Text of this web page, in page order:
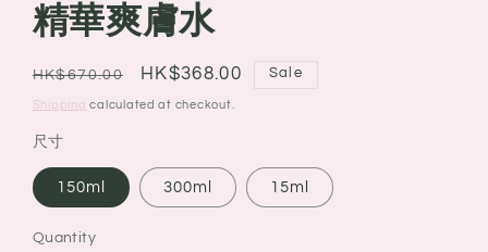
精華爽膚水
Regular
price
HK$670.00
Sale
price
HK$368.00 Sale
Shipping calculated at checkout.
尺寸
150ml 300ml 15ml
Quantity
Quantity